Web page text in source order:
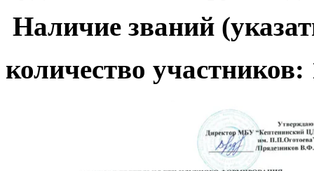
Наличие званий
количество участников: